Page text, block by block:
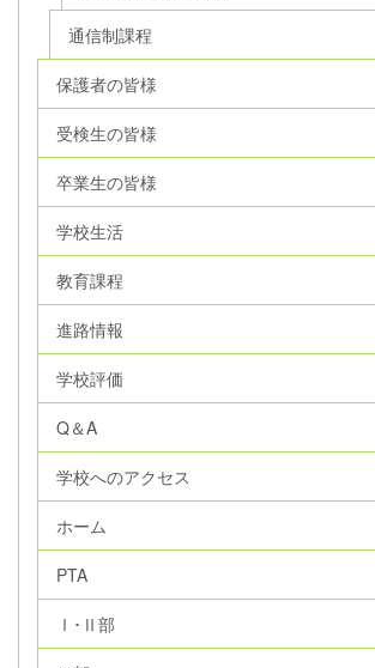
通信制課程
保護者の皆様
受検生の皆様
卒業生の皆様
学校生活
教育課程
進路情報
学校評価
Q＆A
学校へのアクセス
ホーム
PTA
Ⅰ･Ⅱ部